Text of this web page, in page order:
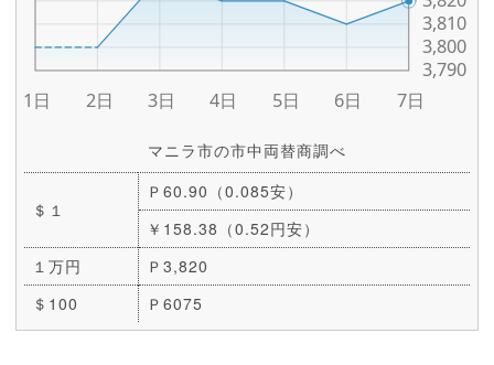
マニラ市の市中両替商調べ
＄１
Ｐ60.90（0.085安）
￥158.38（0.52円安）
１万円
Ｐ3,820
＄100
Ｐ6075